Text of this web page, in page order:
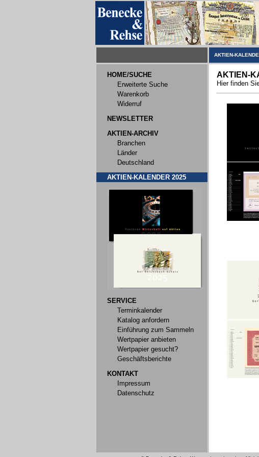
AKTIEN-
HOME/SUCHE
Erweiterte Suche
Warenkorb
Widerruf
NEWSLETTER
AKTIEN-ARCHIV
Branchen
Länder
Deutschland
AKTIEN-KALENDER 2025
SERVICE
Terminkalender
Katalog anfordern
Einführung zum Sammeln
Wertpapier anbieten
Wertpapier gesucht?
Geschäftsberichte
KONTAKT
Impressum
Datenschutz
AKTIEN-
Hier finden